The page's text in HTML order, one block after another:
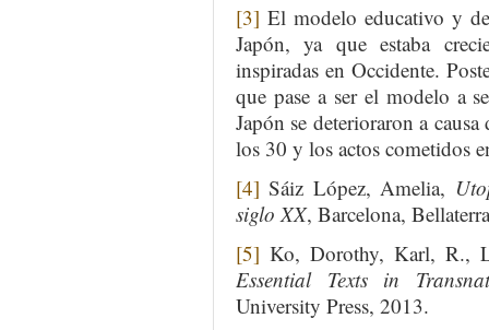
[3] El modelo educativo y
Japón, ya que estaba
inspiradas en Occidente.
que pase a ser el modelo a
Japón se deterioraron a
los 30 y los actos cometidos
[4] Sáiz López, Amelia,
siglo XX, Barcelona,
[5] Ko, Dorothy, Karl,
Essential Texts in
University Press, 2013.